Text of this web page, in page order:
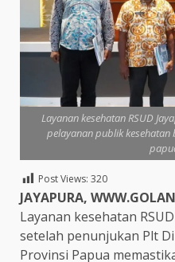
Layanan kesehatan RSUD
pelayanan publik
Post Views: 320
JAYAPURA,
Layanan kesehatan
setelah penunjukan Plt
Provinsi Papua